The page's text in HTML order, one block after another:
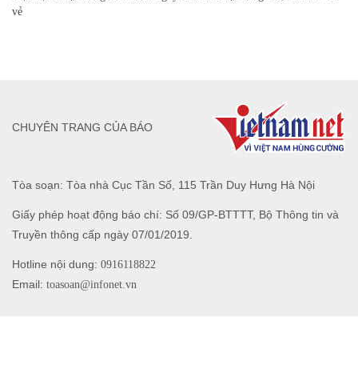
vẻ
Tòa soạn: Tòa nhà Cục Tần Số, 115 Trần Duy Hưng Hà Nội
Giấy phép hoạt động báo chí: Số 09/GP-BTTTT, Bộ Thông tin và
Truyền thông cấp ngày 07/01/2019.
Hotline nội dung: 0916118822
Email: toasoan@infonet.vn
CHUYÊN TRANG CỦA BÁO